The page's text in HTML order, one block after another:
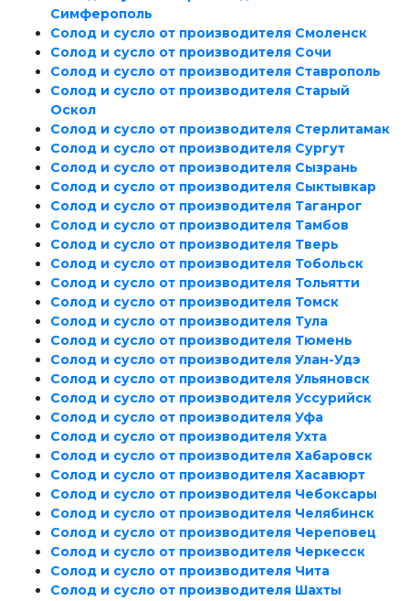
Симферополь
Солод и сусло от производителя Смоленск
Солод и сусло от производителя Сочи
Солод и сусло от производителя Ставрополь
Солод и сусло от производителя Старый
Оскол
Солод и сусло от производителя Стерлитамак
Солод и сусло от производителя Сургут
Солод и сусло от производителя Сызрань
Солод и сусло от производителя Сыктывкар
Солод и сусло от производителя Таганрог
Солод и сусло от производителя Тамбов
Солод и сусло от производителя Тверь
Солод и сусло от производителя Тобольск
Солод и сусло от производителя Тольятти
Солод и сусло от производителя Томск
Солод и сусло от производителя Тула
Солод и сусло от производителя Тюмень
Солод и сусло от производителя Улан-Удэ
Солод и сусло от производителя Ульяновск
Солод и сусло от производителя Уссурийск
Солод и сусло от производителя Уфа
Солод и сусло от производителя Ухта
Солод и сусло от производителя Хабаровск
Солод и сусло от производителя Хасавюрт
Солод и сусло от производителя Чебоксары
Солод и сусло от производителя Челябинск
Солод и сусло от производителя Череповец
Солод и сусло от производителя Черкесск
Солод и сусло от производителя Чита
Солод и сусло от производителя Шахты